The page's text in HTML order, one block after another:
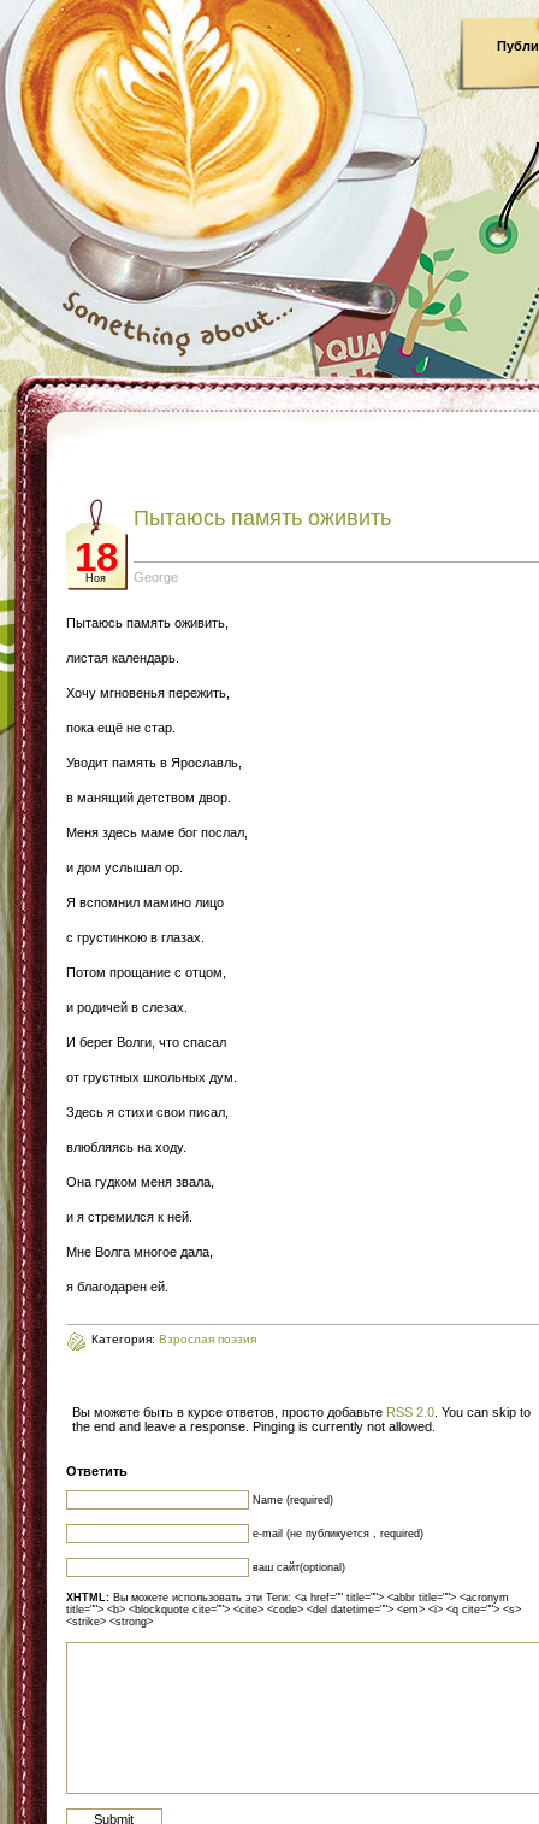
18
Ноя
Пытаюсь память оживить
George
Пытаюсь память оживить,
листая календарь.
Хочу мгновенья пережить,
пока ещё не стар.
Уводит память в Ярославль,
в манящий детством двор.
Меня здесь маме бог послал,
и дом услышал ор.
Я вспомнил мамино лицо
с грустинкою в глазах.
Потом прощание с отцом,
и родичей в слезах.
И берег Волги, что спасал
от грустных школьных дум.
Здесь я стихи свои писал,
влюбляясь на ходу.
Она гудком меня звала,
и я стремился к ней.
Мне Волга многое дала,
я благодарен ей.
Категория: Взрослая поэзия
Вы можете быть в курсе ответов, просто добавьте RSS 2.0 . You can skip to
the end and leave a response. Pinging is currently not allowed.
Ответить
Name (required)
e-mail (не публикуется , required)
ваш сайт(optional)
XHTML: Вы можете использовать эти Теги: <a href="" title=""> <abbr title=""> <acronym
title=""> <b> <blockquote cite=""> <cite> <code> <del datetime=""> <em> <i> <q cite=""> <s>
<strike> <strong>